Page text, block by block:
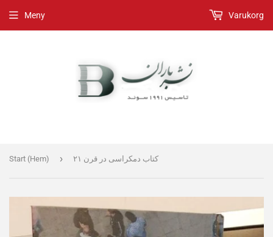
Meny Varukorg
Start (Hem) › کتاب دمکراسی در قرن ۲۱